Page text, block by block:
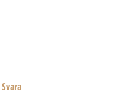
Svara